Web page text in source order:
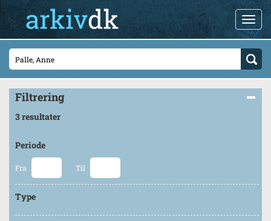
Filtrering
3 resultater
Periode
Fra Til
Type